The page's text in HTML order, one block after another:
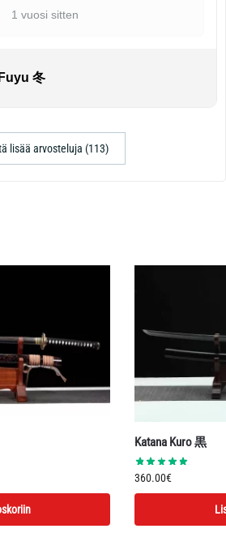
1 vuosi sitten
冬
lisää arvosteluja (113)
Katana Kuro 黒
360.00€